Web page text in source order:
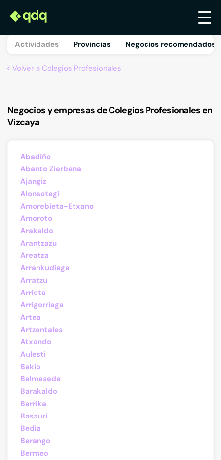
Actividades Provincias Negocios recomendados
Volver a Colegios Profesionales
Negocios y empresas de Colegios Profesionales en
Vizcaya
Abadiño
Abanto Zierbena
Ajangiz
Alonsotegi
Amorebieta-Etxano
Amoroto
Arakaldo
Arantzazu
Areatza
Arrankudiaga
Arratzu
Arrieta
Arrigorriaga
Artea
Artzentales
Atxondo
Aulesti
Bakio
Balmaseda
Barakaldo
Barrika
Basauri
Bedia
Berango
Bermeo